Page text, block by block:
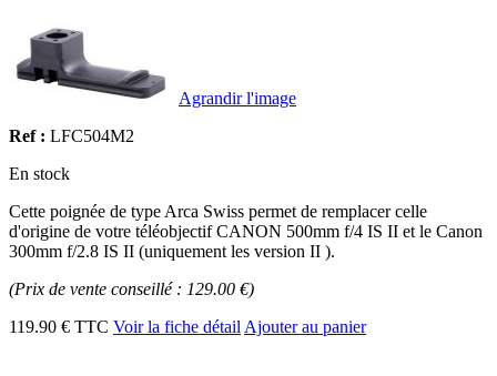
Agrandir l'image
Ref : LFC504M2
En stock
Cette poignée de type Arca Swiss permet de remplacer celle
d'origine de votre téléobjectif CANON 500mm f/4 IS II et le Canon
300mm f/2.8 IS II (uniquement les version II ).
(Prix de vente conseillé : 129.00 €)
119.90 € TTC Voir la fiche détail Ajouter au panier